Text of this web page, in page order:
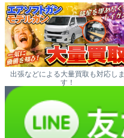
出張などによる大量買取も対応しま
す！